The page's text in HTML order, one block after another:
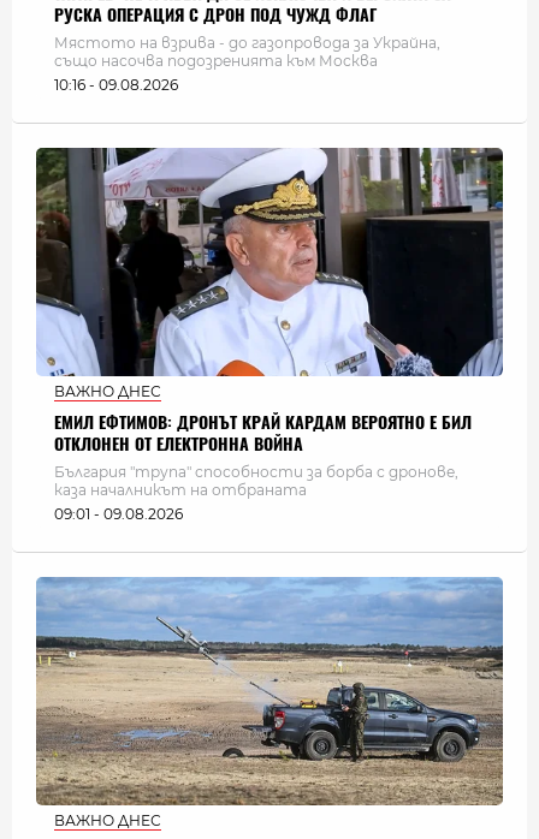
РУСКА ОПЕРАЦИЯ С ДРОН ПОД ЧУЖД ФЛАГ
Мястото на взрива - до газопровода за Украйна,
също насочва подозренията към Москва
10:16 - 09.08.2026
ВАЖНО ДНЕС
ЕМИЛ ЕФТИМОВ: ДРОНЪТ КРАЙ КАРДАМ ВЕРОЯТНО Е БИЛ
ОТКЛОНЕН ОТ ЕЛЕКТРОННА ВОЙНА
България "трупа" способности за борба с дронове,
каза началникът на отбраната
09:01 - 09.08.2026
ВАЖНО ДНЕС